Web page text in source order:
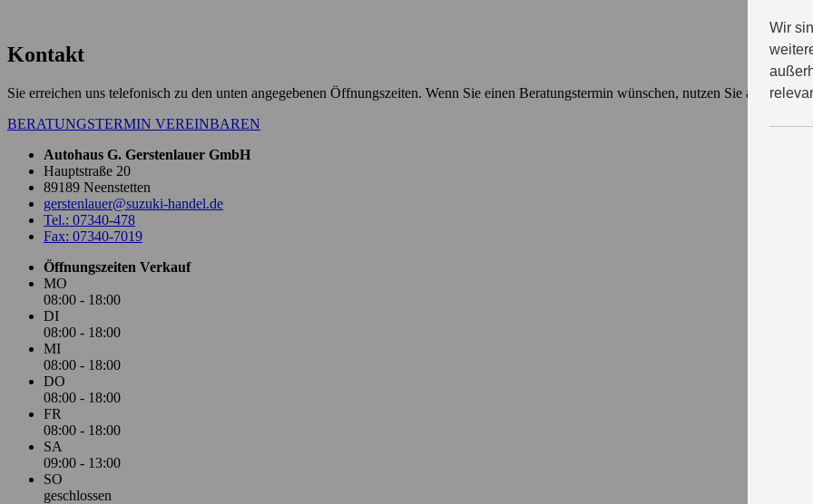
Wir
Kontakt
Sie erreichen uns telefonisch zu den unten angegebenen Öffnungszeiten. Wenn Sie einen Beratungstermin wünschen, nutzen Sie am besten
BERATUNGSTERMIN VEREINBAREN
Autohaus G. Gerstenlauer GmbH
Hauptstraße 20
89189 Neenstetten
gerstenlauer@suzuki-handel.de
Tel.: 07340-478
Fax: 07340-7019
Öffnungszeiten Verkauf
MO
08:00 - 18:00
DI
08:00 - 18:00
MI
08:00 - 18:00
DO
08:00 - 18:00
FR
08:00 - 18:00
SA
09:00 - 13:00
SO
geschlossen